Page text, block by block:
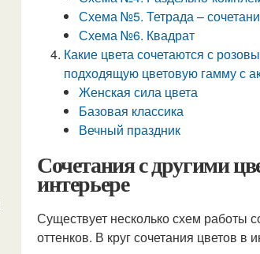
Схема №5. Тетрада –
Схема №6. Квадрат
Какие цвета сочетаются с
подходящую цветовую гамму с
Женская сила цвета
Базовая классика
Вечный праздник
Сочетания с другими
интерьере
Существует несколько схем работы
оттенков. В круг сочетания цветов